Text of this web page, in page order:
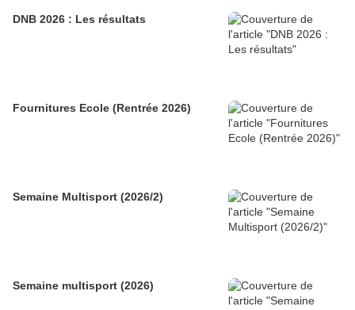
DNB 2026 : Les résultats
Fournitures Ecole (Rentrée 2026)
Semaine Multisport (2026/2)
Semaine multisport (2026)